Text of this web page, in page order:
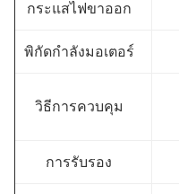
กระแสไฟขาออก
พิกัดกำลังมอเตอร์
วิธีการควบคุม
การรับรอง